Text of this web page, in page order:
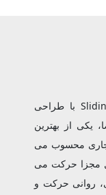
Sliding Door با طراحی
یکی از بهترین
محسوب می‌
مجزا حرکت می
روانی حرکت و